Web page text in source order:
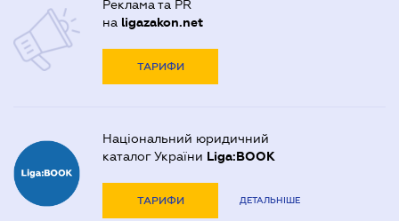
Реклама та PR
на ligazakon.net
ТАРИФИ
Національний юридичний
каталог України Liga:BOOK
ТАРИФИ ДЕТАЛЬНІШЕ